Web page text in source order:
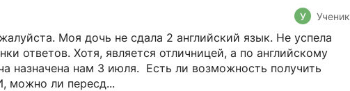
У Ученик
Моя дочь не сдала 2 английский язык. Не успела
ответов. Хотя, является отличницей, а по английскому
назначена нам 3 июля. Есть ли возможность получить
можно ли пересд...